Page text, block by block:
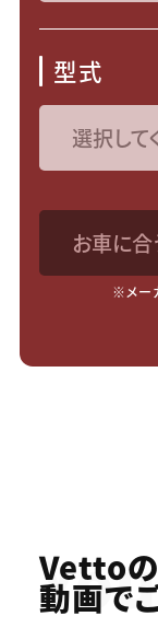
型式
お車に
※メー
Vetto
動画で